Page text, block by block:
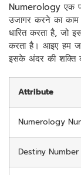
Numerology एक
उजागर करने का काम
धारित करता है, जो
करता है। आइए हम
इसके अंदर की शक्ति
Attribute
Numerology
Destiny Number